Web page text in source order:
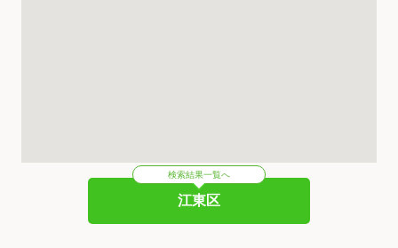
検索結果一覧へ
江東区